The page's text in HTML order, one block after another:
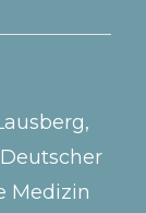
Medizin